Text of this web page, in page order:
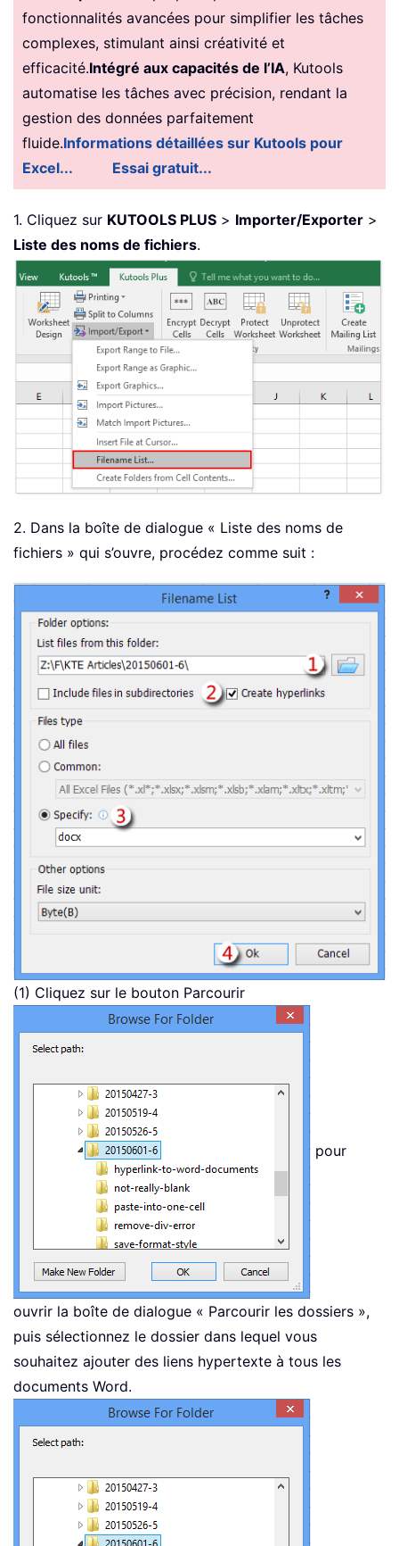
fonctionnalités avancées pour simplifier les tâches
complexes, stimulant ainsi créativité et
efficacité.Intégré aux capacités de l’IA, Kutools
automatise les tâches avec précision, rendant la
gestion des données parfaitement
fluide.Informations détaillées sur Kutools pour
Excel...
Essai gratuit...
1. Cliquez sur KUTOOLS PLUS > Importer/Exporter >
Liste des noms de fichiers.
2. Dans la boîte de dialogue « Liste des noms de
fichiers » qui s’ouvre, procédez comme suit :
(1) Cliquez sur le bouton Parcourir
pour
ouvrir la boîte de dialogue « Parcourir les dossiers »,
puis sélectionnez le dossier dans lequel vous
souhaitez ajouter des liens hypertexte à tous les
documents Word.